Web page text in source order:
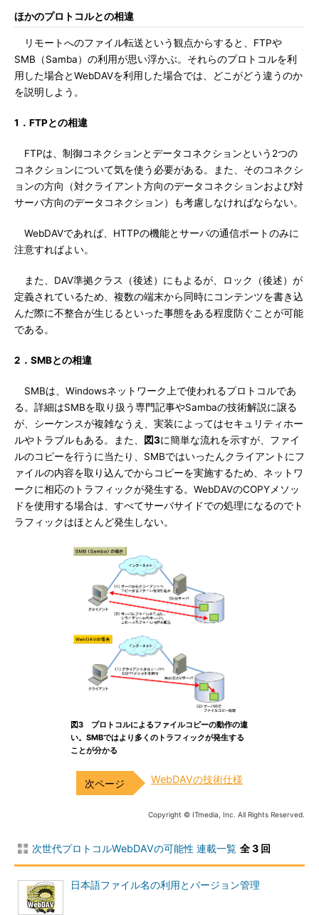
ほかのプロトコルとの相違
リモートへのファイル転送という観点からすると、FTPや
SMB（Samba）の利用が思い浮かぶ。それらのプロトコルを利
用した場合とWebDAVを利用した場合では、どこがどう違うのか
を説明しよう。
1．FTPとの相違
FTPは、制御コネクションとデータコネクションという2つの
コネクションについて気を使う必要がある。また、そのコネクシ
ョンの方向（対クライアント方向のデータコネクションおよび対
サーバ方向のデータコネクション）も考慮しなければならない。
WebDAVであれば、HTTPの機能とサーバの通信ポートのみに
注意すればよい。
また、DAV準拠クラス（後述）にもよるが、ロック（後述）が
定義されているため、複数の端末から同時にコンテンツを書き込
んだ際に不整合が生じるといった事態をある程度防ぐことが可能
である。
2．SMBとの相違
SMBは、Windowsネットワーク上で使われるプロトコルであ
る。詳細はSMBを取り扱う専門記事やSambaの技術解説に譲る
が、シーケンスが複雑なうえ、実装によってはセキュリティホー
ルやトラブルもある。また、
図3に簡単な流れを示すが、ファイ
ルのコピーを行うに当たり、SMBではいったんクライアントにフ
ァイルの内容を取り込んでからコピーを実施するため、ネットワ
ークに相応のトラフィックが発生する。WebDAVのCOPYメソッ
ドを使用する場合は、すべてサーバサイドでの処理になるのでト
ラフィックはほとんど発生しない。
図3 プロトコルによるファイルコピーの動作の違
い。SMBではより多くのトラフィックが発生する
ことが分かる
WebDAVの技術仕様
Copyright © ITmedia, Inc. All Rights Reserved.
次世代プロトコルWebDAVの可能性 連載一覧 全 3 回
日本語ファイル名の利用とバージョン管理